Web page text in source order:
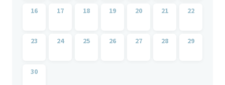
16 17 18 19 20 21 22
23 24 25 26 27 28 29
30